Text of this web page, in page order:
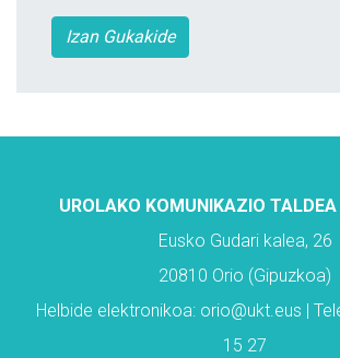
Izan Gukakide
UROLAKO KOMUNIKAZIO TALDEA
Eusko Gudari kalea, 26
20810 Orio (Gipuzkoa)
Helbide elektronikoa: orio@ukt.eus |
15 27